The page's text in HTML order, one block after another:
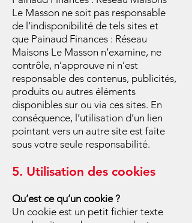
Le Masson ne soit pas responsable
de l’indisponibilité de tels sites et
que Painaud Finances : Réseau
Maisons Le Masson n’examine, ne
contrôle, n’approuve ni n’est
responsable des contenus, publicités,
produits ou autres éléments
disponibles sur ou via ces sites. En
conséquence, l’utilisation d’un lien
pointant vers un autre site est faite
sous votre seule responsabilité.
​5. Utilisation des cookies
Qu’est ce qu’un cookie ?
Un cookie est un petit fichier texte